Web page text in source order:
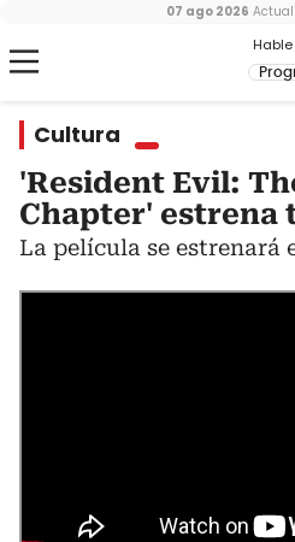
07 ago 2026
Cultura
'Resident Evil:
Chapter' estrena
La película se estrenará